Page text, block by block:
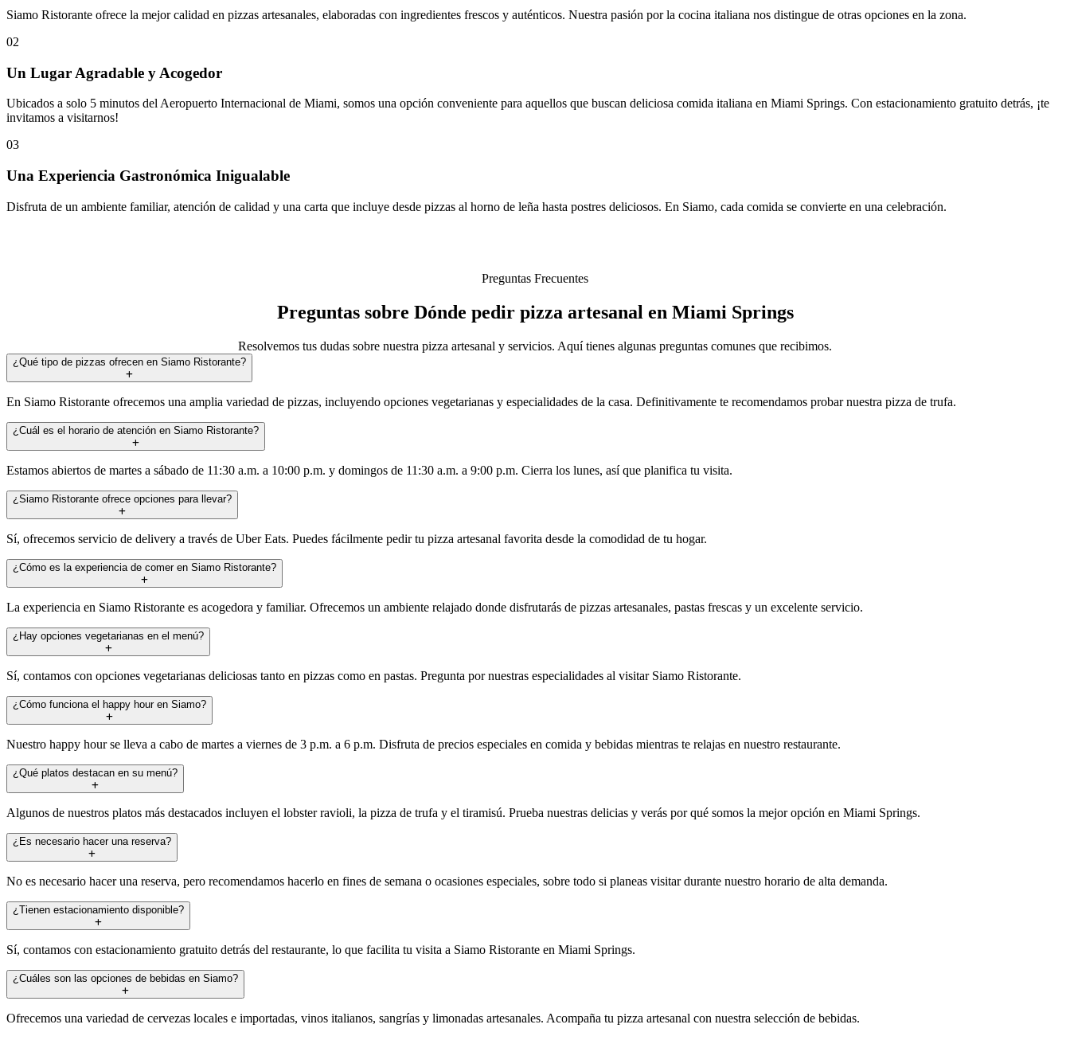
Siamo Ristorante ofrece la mejor calidad en pizzas artesanales, elaboradas con ingredientes frescos y auténticos. Nuestra pasión por la cocina italiana nos distingue de otras opciones en la zona.
02
Un Lugar Agradable y Acogedor
Ubicados a solo 5 minutos del Aeropuerto Internacional de Miami, somos una opción conveniente para aquellos que buscan deliciosa comida italiana en Miami Springs. Con estacionamiento gratuito detrás, ¡te
invitamos a visitarnos!
03
Una Experiencia Gastronómica Inigualable
Disfruta de un ambiente familiar, atención de calidad y una carta que incluye desde pizzas al horno de leña hasta postres deliciosos. En Siamo, cada comida se convierte en una celebración.
Preguntas Frecuentes
Preguntas sobre Dónde pedir pizza artesanal en Miami Springs
Resolvemos tus dudas sobre nuestra pizza artesanal y servicios. Aquí tienes algunas preguntas comunes que recibimos.
¿Qué tipo de pizzas ofrecen en Siamo Ristorante?
En Siamo Ristorante ofrecemos una amplia variedad de pizzas, incluyendo opciones vegetarianas y especialidades de la casa. Definitivamente te recomendamos probar nuestra pizza de trufa.
¿Cuál es el horario de atención en Siamo Ristorante?
Estamos abiertos de martes a sábado de 11:30 a.m. a 10:00 p.m. y domingos de 11:30 a.m. a 9:00 p.m. Cierra los lunes, así que planifica tu visita.
¿Siamo Ristorante ofrece opciones para llevar?
Sí, ofrecemos servicio de delivery a través de Uber Eats. Puedes fácilmente pedir tu pizza artesanal favorita desde la comodidad de tu hogar.
¿Cómo es la experiencia de comer en Siamo Ristorante?
La experiencia en Siamo Ristorante es acogedora y familiar. Ofrecemos un ambiente relajado donde disfrutarás de pizzas artesanales, pastas frescas y un excelente servicio.
¿Hay opciones vegetarianas en el menú?
Sí, contamos con opciones vegetarianas deliciosas tanto en pizzas como en pastas. Pregunta por nuestras especialidades al visitar Siamo Ristorante.
¿Cómo funciona el happy hour en Siamo?
Nuestro happy hour se lleva a cabo de martes a viernes de 3 p.m. a 6 p.m. Disfruta de precios especiales en comida y bebidas mientras te relajas en nuestro restaurante.
¿Qué platos destacan en su menú?
Algunos de nuestros platos más destacados incluyen el lobster ravioli, la pizza de trufa y el tiramisú. Prueba nuestras delicias y verás por qué somos la mejor opción en Miami Springs.
¿Es necesario hacer una reserva?
No es necesario hacer una reserva, pero recomendamos hacerlo en fines de semana o ocasiones especiales, sobre todo si planeas visitar durante nuestro horario de alta demanda.
¿Tienen estacionamiento disponible?
Sí, contamos con estacionamiento gratuito detrás del restaurante, lo que facilita tu visita a Siamo Ristorante en Miami Springs.
¿Cuáles son las opciones de bebidas en Siamo?
Ofrecemos una variedad de cervezas locales e importadas, vinos italianos, sangrías y limonadas artesanales. Acompaña tu pizza artesanal con nuestra selección de bebidas.